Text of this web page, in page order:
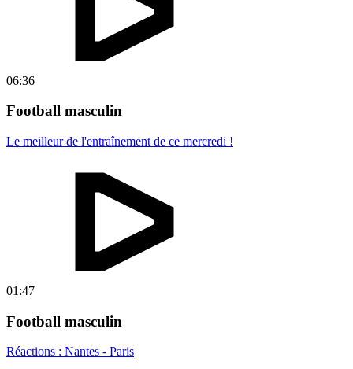
06:36
Football masculin
Le meilleur de l'entraînement de ce mercredi !
01:47
Football masculin
Réactions : Nantes - Paris